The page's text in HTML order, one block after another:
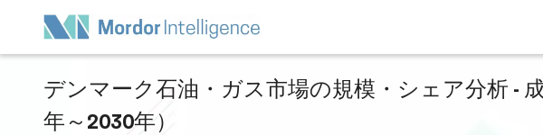
デンマーク石油・ガス市場の規模・シェア分析 -
年～2030年）